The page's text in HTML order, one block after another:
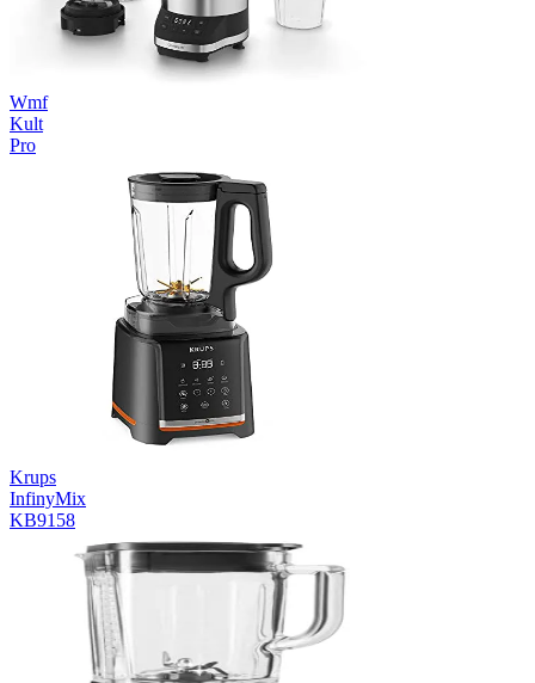
Wmf
Kult
Pro
Krups
InfinyMix
KB9158